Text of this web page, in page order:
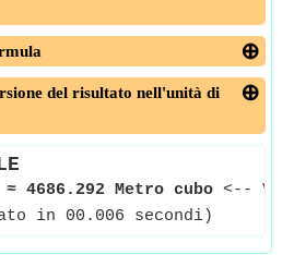
del risultato nell'unità di
≈ 4686.292 Metro cubo <--
in 00.006 secondi)